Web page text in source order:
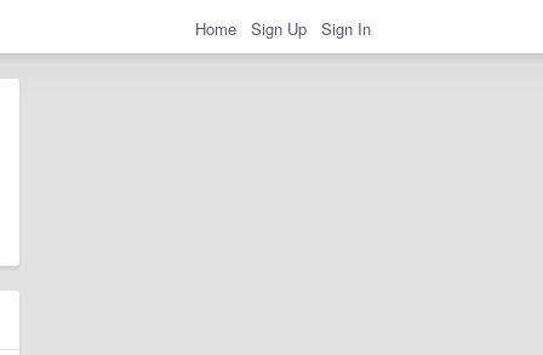
Home Sign Up Sign In